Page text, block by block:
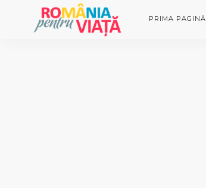
PRIMA PAGINĂ